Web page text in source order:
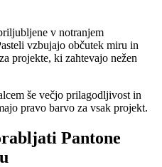
v notranjem
vzbujajo občutek miru in
projekte, ki zahtevajo nežen
še večjo prilagodljivost in
pravo barvo za vsak projekt.
Pantone